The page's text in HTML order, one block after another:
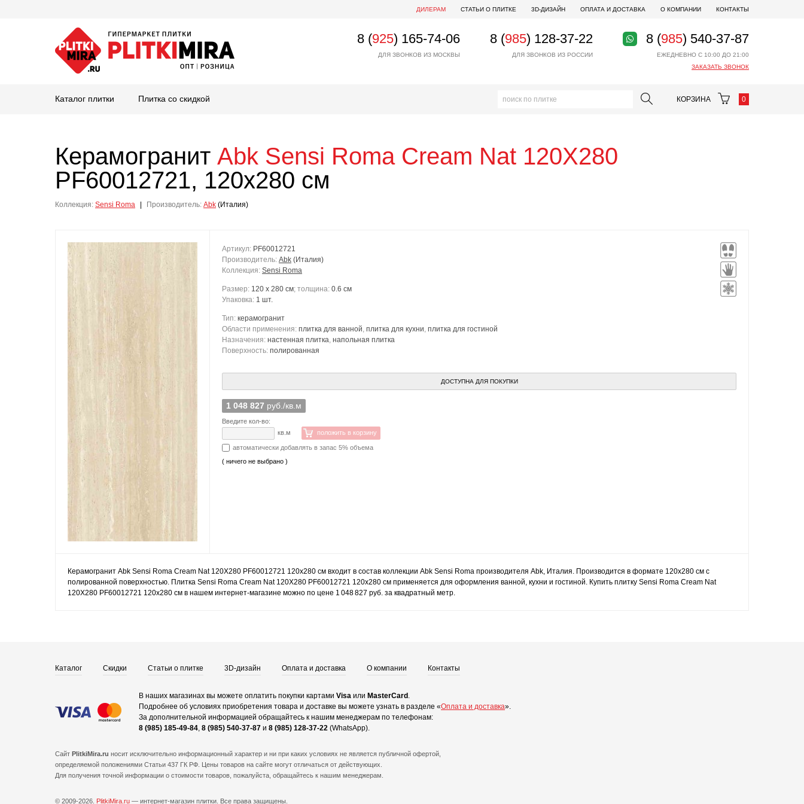
ДИЛЕРАМ СТАТЬИ О ПЛИТКЕ 3D-ДИЗАЙН ОПЛАТА И ДОСТАВКА О КОМПАНИИ КОНТАКТЫ
8 (925) 165-74-06
ДЛЯ ЗВОНКОВ ИЗ МОСКВЫ
8 (985) 128-37-22
ДЛЯ ЗВОНКОВ ИЗ РОССИИ
8 (985) 540-37-87
ЕЖЕДНЕВНО С 10:00 ДО 21:00
ЗАКАЗАТЬ ЗВОНОК
Каталог плитки Плитка со скидкой КОРЗИНА 0
Керамогранит Abk Sensi Roma Cream Nat 120X280
PF60012721, 120x280 см
Коллекция: Sensi Roma Производитель: Abk (Италия)
Артикул: PF60012721
Производитель: Abk (Италия)
Коллекция: Sensi Roma
Размер: 120 x 280 см; толщина: 0.6 см
Упаковка: 1 шт.
Тип: керамогранит
Области применения: плитка для ванной, плитка для кухни, плитка для гостиной
Назначения: настенная плитка, напольная плитка
Поверхность: полированная
ДОСТУПНА ДЛЯ ПОКУПКИ
1 048 827 руб./кв.м
Введите кол-во:
кв.м
положить в корзину
автоматически добавлять в запас 5% объема
( ничего не выбрано )
Керамогранит Abk Sensi Roma Cream Nat 120X280 PF60012721 120x280 см входит в состав коллекции Abk Sensi Roma производителя Abk, Италия. Производится в формате 120x280 см с
полированной поверхностью. Плитка Sensi Roma Cream Nat 120X280 PF60012721 120x280 см применяется для оформления ванной, кухни и гостиной. Купить плитку Sensi Roma Cream Nat
120X280 PF60012721 120x280 см в нашем интернет-магазине можно по цене 1 048 827 руб. за квадратный метр.
Каталог Скидки Статьи о плитке 3D-дизайн Оплата и доставка О компании Контакты
В наших магазинах вы можете оплатить покупки картами Visa или MasterCard .
Подробнее об условиях приобретения товара и доставке вы можете узнать в разделе «Оплата и доставка».
За дополнительной информацией обращайтесь к нашим менеджерам по телефонам:
8 (985) 185-49-84, 8 (985) 540-37-87 и 8 (985) 128-37-22 (WhatsApp).
Сайт PlitkiMira.ru носит исключительно информационный характер и ни при каких условиях не является публичной офертой,
определяемой положениями Статьи 437 ГК РФ. Цены товаров на сайте могут отличаться от действующих.
Для получения точной информации о стоимости товаров, пожалуйста, обращайтесь к нашим менеджерам.
© 2009-2026. PlitkiMira.ru — интернет-магазин плитки. Все права защищены.